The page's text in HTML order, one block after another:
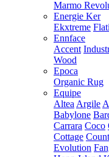
Marmo
Energie Ker
Ekxtreme
Ennface
Accent
Wood
Epoca
Organic Rug
Equipe
Altea Argile
Babylone
Carrara Coco
Cottage
Evolution